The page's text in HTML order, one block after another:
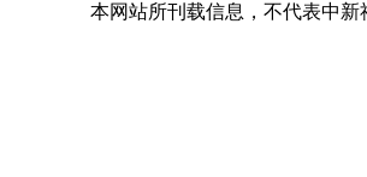
本网站所刊载信息，不代表中